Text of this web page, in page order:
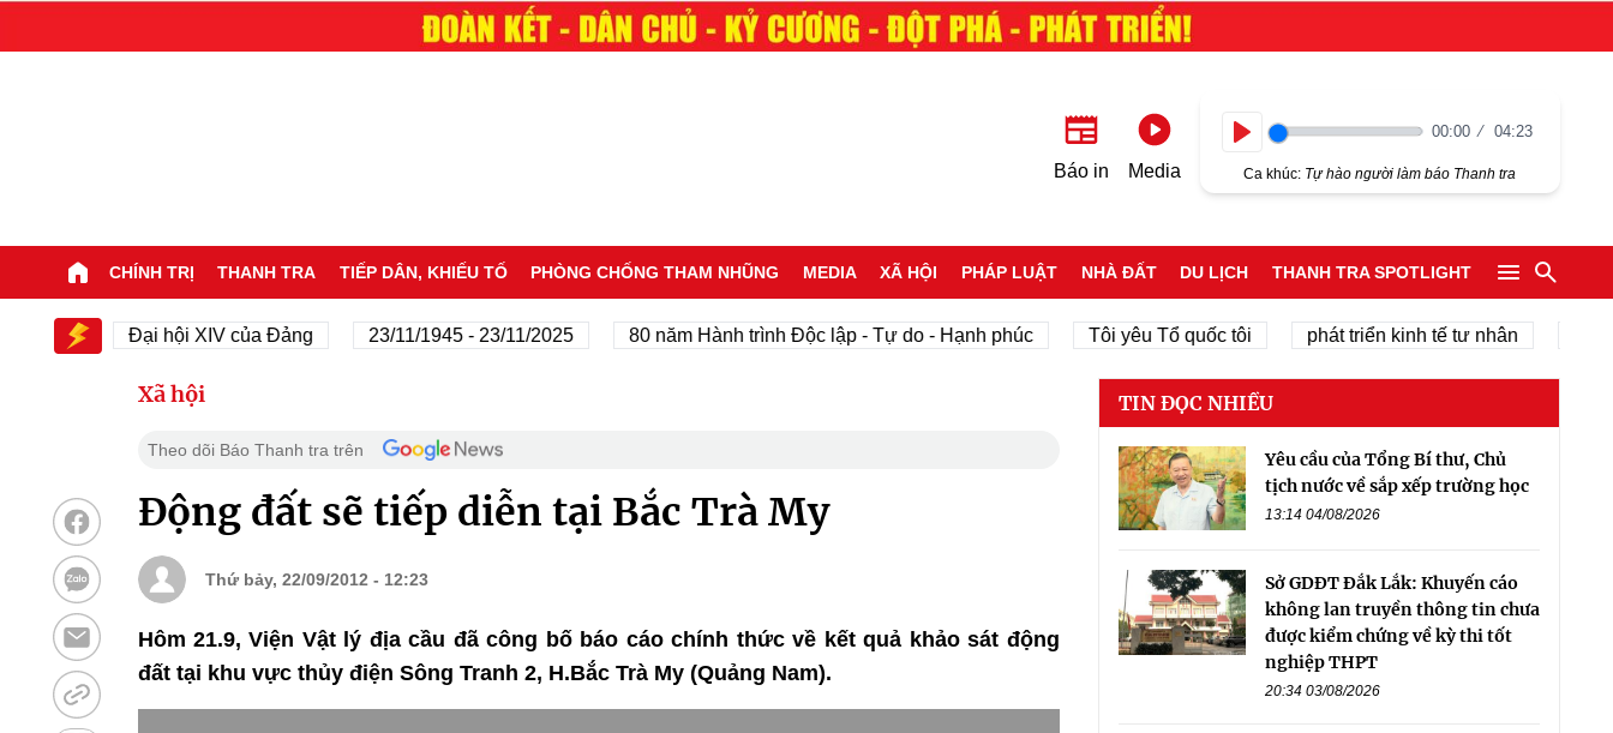
Báo in Media
00:00 04:23
Ca khúc: Tự hào người làm báo Thanh tra
CHÍNH TRỊ THANH TRA TIẾP DÂN, KHIẾU TỐ PHÒNG CHỐNG THAM NHŨNG MEDIA XÃ HỘI PHÁP LUẬT NHÀ ĐẤT DU LỊCH THANH TRA SPOTLIGHT
Đại hội XIV của Đảng 23/11/1945 - 23/11/2025 80 năm Hành trình Độc lập - Tự do - Hạnh phúc Tôi yêu Tổ quốc tôi phát triển kinh tế tư nhân
Xã hội
Theo dõi Báo Thanh tra trên
Động đất sẽ tiếp diễn tại Bắc Trà My
Thứ bảy, 22/09/2012 - 12:23
Hôm 21.9, Viện Vật lý địa cầu đã công bố báo cáo chính thức về kết quả khảo sát động
đất tại khu vực thủy điện Sông Tranh 2, H.Bắc Trà My (Quảng Nam).
TIN ĐỌC NHIỀU
Yêu cầu của Tổng Bí thư, Chủ
tịch nước về sắp xếp trường học
13:14 04/08/2026
Sở GDĐT Đắk Lắk: Khuyến cáo
không lan truyền thông tin chưa
được kiểm chứng về kỳ thi tốt
nghiệp THPT
20:34 03/08/2026